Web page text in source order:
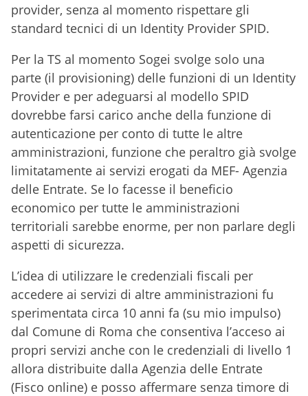
provider, senza al momento rispettare gli
standard tecnici di un Identity Provider SPID.
Per la TS al momento Sogei svolge solo una
parte (il provisioning) delle funzioni di un Identity
Provider e per adeguarsi al modello SPID
dovrebbe farsi carico anche della funzione di
autenticazione per conto di tutte le altre
amministrazioni, funzione che peraltro già svolge
limitatamente ai servizi erogati da MEF- Agenzia
delle Entrate. Se lo facesse il beneficio
economico per tutte le amministrazioni
territoriali sarebbe enorme, per non parlare degli
aspetti di sicurezza.
L’idea di utilizzare le credenziali fiscali per
accedere ai servizi di altre amministrazioni fu
sperimentata circa 10 anni fa (su mio impulso)
dal Comune di Roma che consentiva l’acceso ai
propri servizi anche con le credenziali di livello 1
allora distribuite dalla Agenzia delle Entrate
(Fisco online) e posso affermare senza timore di